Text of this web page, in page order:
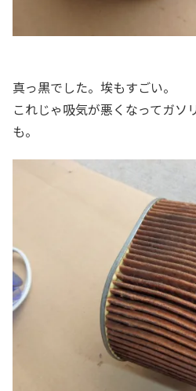
真っ黒でした。埃もすごい。
これじゃ吸気が悪くなってガソ
も。